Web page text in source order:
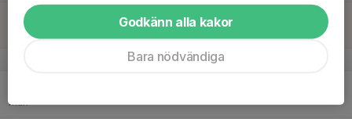
20
Sön
v.39
Mån
Godkänn alla kakor
Bara nödvändiga